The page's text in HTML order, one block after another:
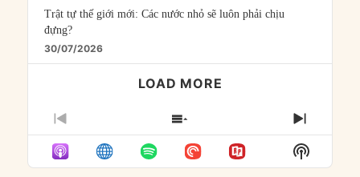
Trật tự thế giới mới: Các nước nhỏ sẽ luôn phải chịu
đựng?
30/07/2026
LOAD MORE
PREVIOUS
EPISODE
SHOW
EPISODES
LIST
NEXT
Show
Podcast